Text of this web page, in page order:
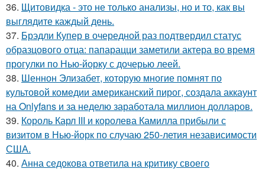
36. Щитовидка - это не только анализы, но и то, как вы
выглядите каждый день.
37. Брэдли Купер в очередной раз подтвердил статус
образцового отца: папарацци заметили актера во время
прогулки по Нью-йорку с дочерью леей.
38. Шеннон Элизабет, которую многие помнят по
культовой комедии американский пирог, создала аккаунт
на Onlyfans и за неделю заработала миллион долларов.
39. Король Карл III и королева Камилла прибыли с
визитом в Нью-йорк по случаю 250-летия независимости
США.
40. Анна седокова ответила на критику своего